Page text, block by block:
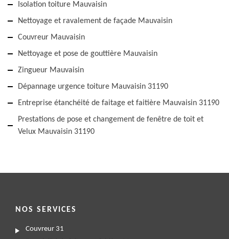
Isolation toiture Mauvaisin
Nettoyage et ravalement de façade Mauvaisin
Couvreur Mauvaisin
Nettoyage et pose de gouttière Mauvaisin
Zingueur Mauvaisin
Dépannage urgence toiture Mauvaisin 31190
Entreprise étanchéité de faitage et faitière Mauvaisin 31190
Prestations de pose et changement de fenêtre de toit et
Velux Mauvaisin 31190
NOS SERVICES
Couvreur 31